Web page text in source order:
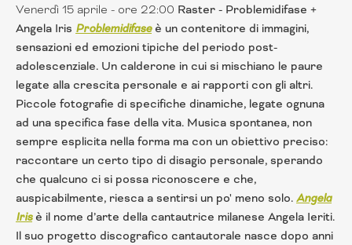
Venerdì 15 aprile - ore 22:00 Raster - Problemidifase +
Angela Iris Problemidifaseè un contenitore di immagini,
sensazioni ed emozioni tipiche del periodo post-
adolescenziale. Un calderone in cui si mischiano le paure
legate alla crescita personale e ai rapporti con gli altri.
Piccole fotografie di specifiche dinamiche, legate ognuna
ad una specifica fase della vita. Musica spontanea, non
sempre esplicita nella forma ma con un obiettivo preciso:
raccontare un certo tipo di disagio personale, sperando
che qualcuno ci si possa riconoscere e che,
auspicabilmente, riesca a sentirsi un po' meno solo. Angela
Irisè il nome d’arte della cantautrice milanese Angela Ieriti.
Il suo progetto discografico cantautorale nasce dopo anni